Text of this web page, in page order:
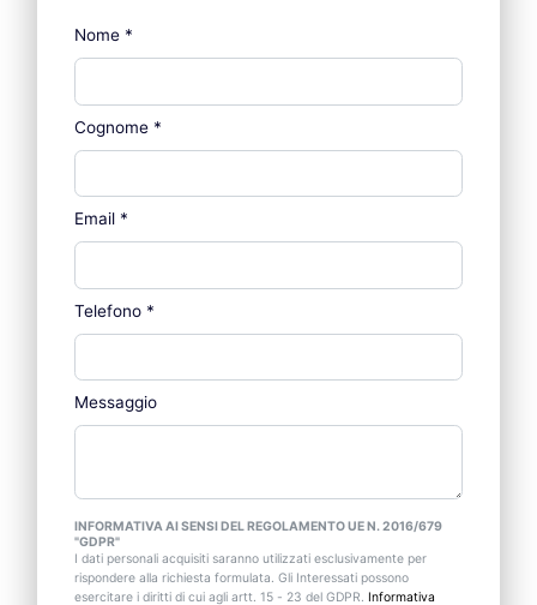
Nome *
Cognome *
Email *
Telefono *
Messaggio
INFORMATIVA AI SENSI DEL REGOLAMENTO UE N. 2016/679
"GDPR"
I dati personali acquisiti saranno utilizzati esclusivamente per
rispondere alla richiesta formulata. Gli Interessati possono
esercitare i diritti di cui agli artt. 15 - 23 del GDPR. Informativa